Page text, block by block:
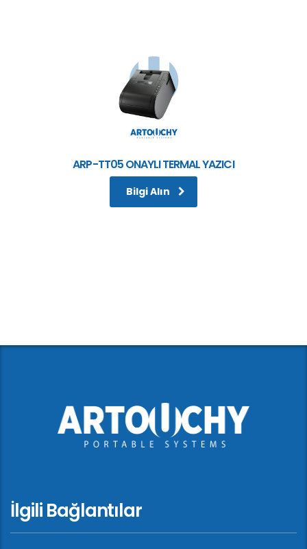
ARP-TT05 ONAYLI TERMAL YAZICI
Bilgi Alın
İlgili Bağlantılar